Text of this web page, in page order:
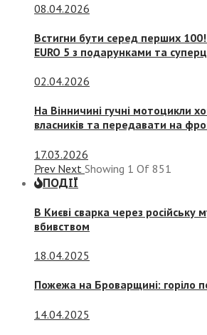
08.04.2026
Встигни бути серед перших
EURO 5 з подарунками та
02.04.2026
На Вінничині гучні мотоцикли
власників та передавати на
17.03.2026
Prev Next Showing 1 Of 851
ПОДІЇ
В Києві сварка через російську
вбивством
18.04.2025
Пожежа на Броварщині: горіло
14.04.2025